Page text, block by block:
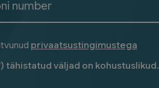
privaatsustingimustega
tähistatud väljad on kohustuslikud.